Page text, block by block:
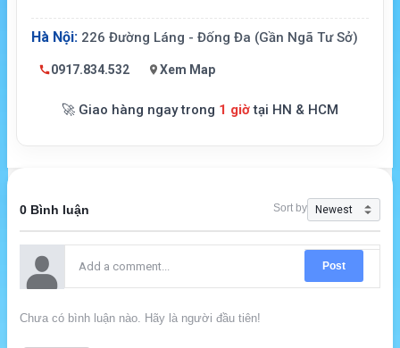
Hà Nội: 226 Đường Láng - Đống Đa (Gần Ngã Tư Sở)
0917.834.532 Xem Map
🚀 Giao hàng ngay trong 1 giờtại HN & HCM
0 Bình luận Sort by
Post
Chưa có bình luận nào. Hãy là người đầu tiên!